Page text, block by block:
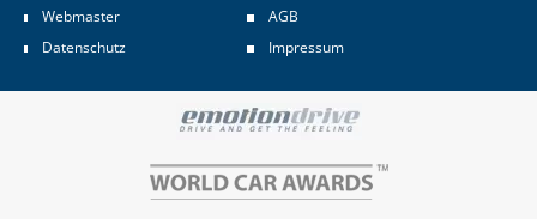
Webmaster
AGB
Datenschutz
Impressum